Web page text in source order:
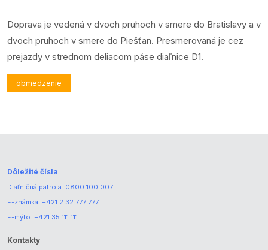
Doprava je vedená v dvoch pruhoch v smere do Bratislavy a v
dvoch pruhoch v smere do Piešťan. Presmerovaná je cez
prejazdy v strednom deliacom páse diaľnice D1.
obmedzenie
Dôležité čísla
Diaľničná patrola: 0800 100 007
E-známka: +421 2 32 777 777
E-mýto: +421 35 111 111
Kontakty